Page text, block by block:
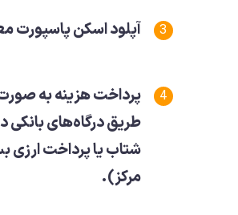
آپلود اسکن پاسپورت
پرداخت هزینه به صورت
طریق درگاه‌های بانکی
شتاب یا پرداخت ارزی
مرکز).